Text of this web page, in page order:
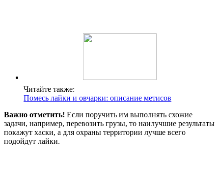
Читайте также:
Помесь лайки и овчарки: описание метисов
Важно отметить! Если поручить им выполнять схожие
задачи, например, перевозить грузы, то наилучшие результаты
покажут хаски, а для охраны территории лучше всего
подойдут лайки.